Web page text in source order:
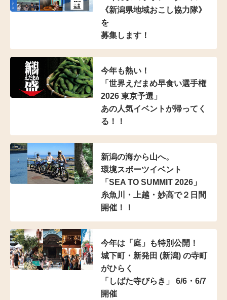
《新潟県地域おこし協力隊》
を
募集します！
今年も熱い！
「世界えだまめ早食い選手権
2026 東京予選」
あの人気イベントが帰ってく
る！！
新潟の海から山へ。
環境スポーツイベント
「SEA TO SUMMIT 2026」
糸魚川・上越・妙高で２日間
開催！！
今年は「庭」も特別公開！
城下町・新発田 (新潟) の寺町
がひらく
「しばた寺びらき」 6/6・6/7
開催